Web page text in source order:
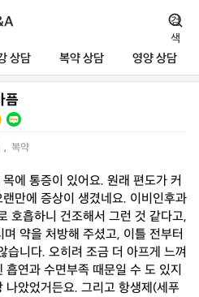
상담 복약 상담 영양 상담
검
색
픔
, 복약
에 통증이 있어요. 원래 편도가 커
만에 증상이 생겼네요. 이비인후과
호흡하니 건조해서 그런 것 같다고,
약을 처방해 주셨고, 이틀 전부터
습니다. 오히려 조금 더 아프게 느껴
연과 수면부족 때문일 수 도 있지
나았었거든요. 그리고 항생제(세푸